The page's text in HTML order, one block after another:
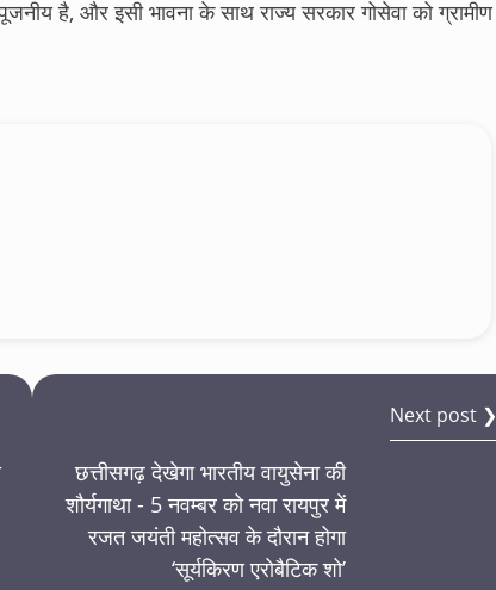
है, और इसी भावना के साथ राज्य सरकार गोसेवा को ग्रामीण
Next post ❯
छत्तीसगढ़ देखेगा भारतीय वायुसेना की
शौर्यगाथा - 5 नवम्बर को नवा रायपुर में
रजत जयंती महोत्सव के दौरान होगा
‘सूर्यकिरण एरोबैटिक शो’